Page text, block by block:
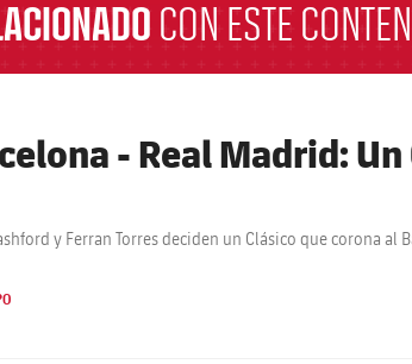
CON ESTE
- Real Madrid:
y Ferran Torres deciden un Clásico que corona